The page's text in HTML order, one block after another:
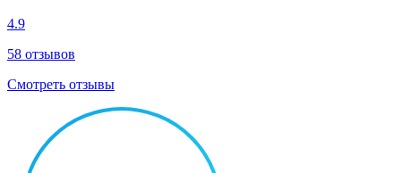
4.9
58 отзывов
Смотреть отзывы